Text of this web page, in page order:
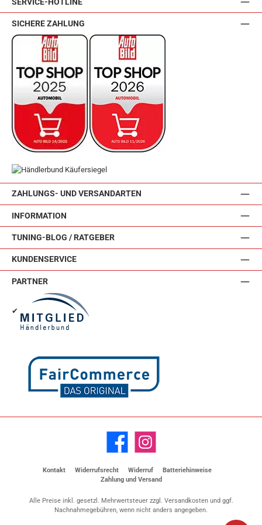
ZAHLUNGS- UND VERSANDARTEN
INFORMATION
TUNING-BLOG / RATGEBER
KUNDENSERVICE
SICHERE ZAHLUNG
PARTNER
✔
Facebook Instagram
Kontakt Widerrufsrecht Widerruf
Batteriehinweise
Zahlung und Versand
Alle Preise inkl. gesetzl. Mehrwertsteuer zzgl. Versandkostenund ggf.
Nachnahmegebühren, wenn nicht anders angegeben.